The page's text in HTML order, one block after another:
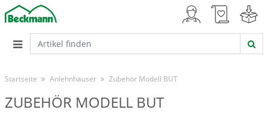
Startseite Anlehnhäuser Zubehör Modell BUT
ZUBEHÖR MODELL BUT